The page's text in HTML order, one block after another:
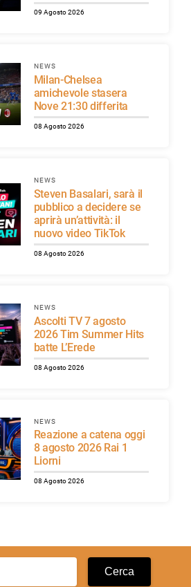
09 Agosto 2026
NEWS
Milan-Chelsea
amichevole stasera
Nove 21:30 differita
08 Agosto 2026
NEWS
Steven Basalari, sarà il
pubblico a decidere se
aprirà un’attività: il
nuovo video TikTok
08 Agosto 2026
NEWS
Ascolti TV 7 agosto
2026 Tim Summer Hits
batte L’Erede
08 Agosto 2026
NEWS
Reazione a catena oggi
8 agosto 2026 Rai 1
Liorni
08 Agosto 2026